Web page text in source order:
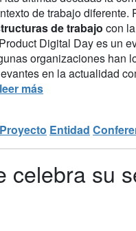
de trabajo diferente.
de trabajo con
Digital Day es un
organizaciones han
en la actualidad
leer más
Proyecto Entidad
celebra su